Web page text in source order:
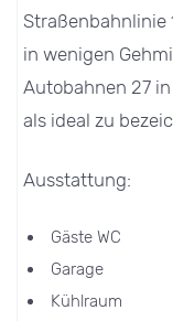
Straßenbahnlinie
in wenigen
Autobahnen 27
als ideal zu
Ausstattung:
Gäste WC
Garage
Kühlraum